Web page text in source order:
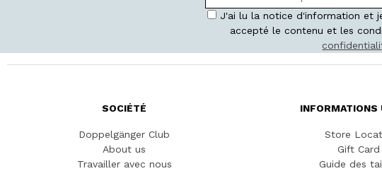
J'ai lu la notice d'information et
accepté le contenu et les
SOCIÉTÉ
Doppelgänger Club
About us
Travailler avec nous
INFORMATIONS
Store
Gift Card
Guide des